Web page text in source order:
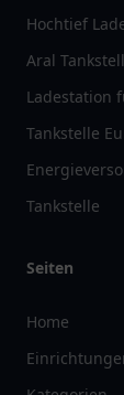
Hochtief
Aral
Ladestation
Tankstelle
Tankstelle
Seiten
Home